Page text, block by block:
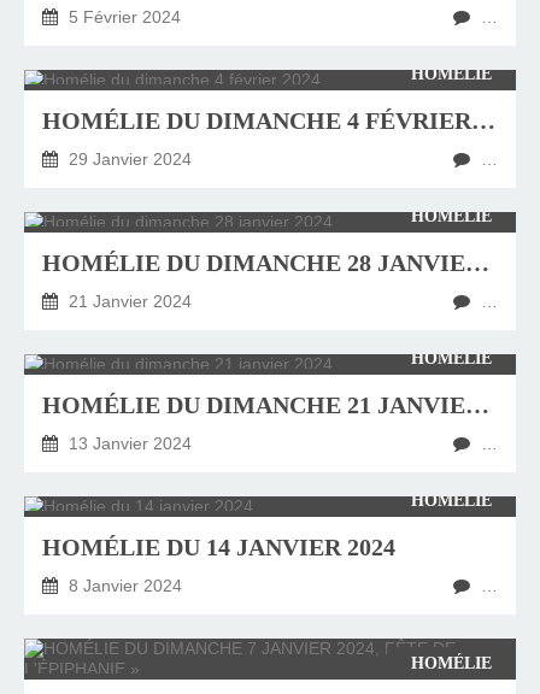
5 Février 2024
HOMÉLIE
HOMÉLIE DU DIMANCHE 4 FÉVRIER 2024
29 Janvier 2024
HOMÉLIE
HOMÉLIE DU DIMANCHE 28 JANVIER 2024
21 Janvier 2024
HOMÉLIE
HOMÉLIE DU DIMANCHE 21 JANVIER 2024
13 Janvier 2024
HOMÉLIE
HOMÉLIE DU 14 JANVIER 2024
8 Janvier 2024
HOMÉLIE